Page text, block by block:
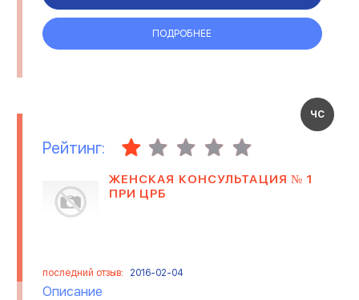
ПОДРОБНЕЕ
ЧС
Рейтинг:
ЖЕНСКАЯ КОНСУЛЬТАЦИЯ № 1
ПРИ ЦРБ
последний отзыв: 2016-02-04
Описание